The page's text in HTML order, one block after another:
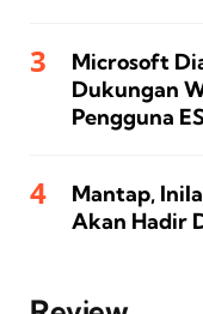
Microsoft
Dukungan
Pengguna
Mantap,
Akan Hadir